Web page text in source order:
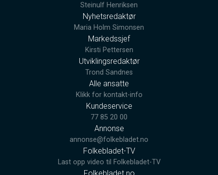
Steinulf Henriksen
Nyhetsredaktør
Maria Holm Simonsen
Markedssjef
Kirsti Pettersen
Utviklingsredaktør
Trond Sandnes
Alle ansatte
Klikk for kontakt-info
Kundeservice
77 85 20 00
Annonse
annonse@folkebladet.no
Folkebladet-TV
Last opp video til Folkebladet-TV